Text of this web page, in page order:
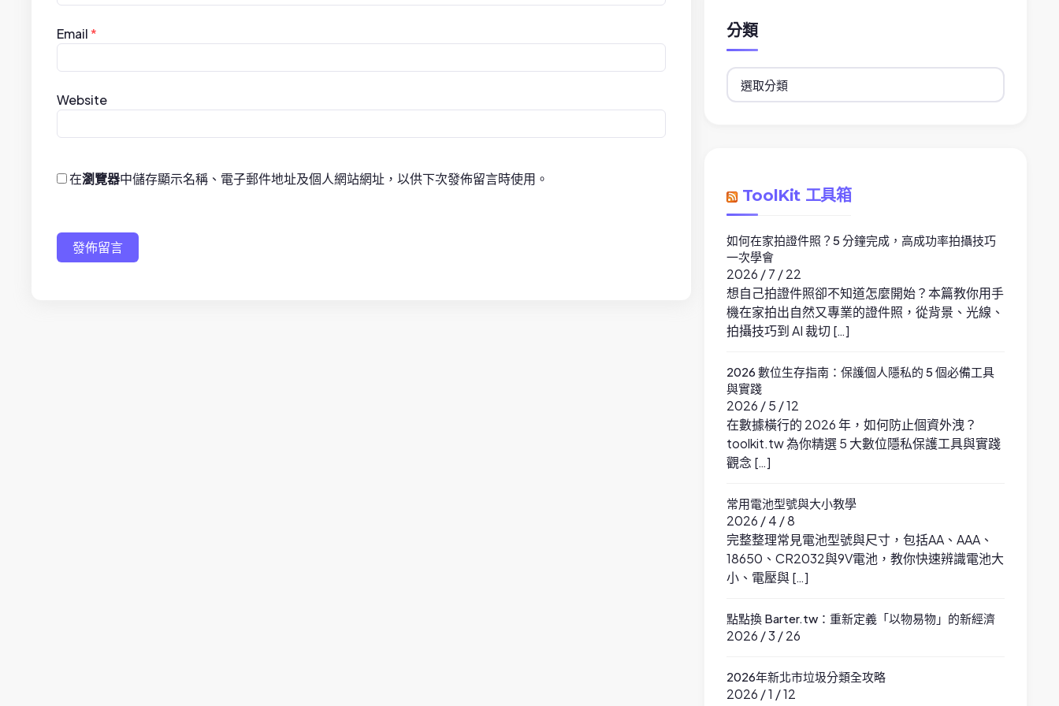
Email*
Website
在瀏覽器中儲存顯示名稱、電子郵件地址及個人網站網址，以供下次發佈留言時使用。
發佈留言
分類
分
類
ToolKit 工具箱
如何在家拍證件照？5 分鐘完成，高成功率拍攝技巧
一次學會
2026 / 7 / 22
想自己拍證件照卻不知道怎麼開始？本篇教你用手
機在家拍出自然又專業的證件照，從背景、光線、
拍攝技巧到 AI 裁切 […]
2026 數位生存指南：保護個人隱私的 5 個必備工具
與實踐
2026 / 5 / 12
在數據橫行的 2026 年，如何防止個資外洩？
toolkit.tw 為你精選 5 大數位隱私保護工具與實踐
觀念 […]
常用電池型號與大小教學
2026 / 4 / 8
完整整理常見電池型號與尺寸，包括AA、AAA、
18650、CR2032與9V電池，教你快速辨識電池大
小、電壓與 […]
點點換 Barter.tw：重新定義「以物易物」的新經濟
2026 / 3 / 26
2026年新北市垃圾分類全攻略
2026 / 1 / 12